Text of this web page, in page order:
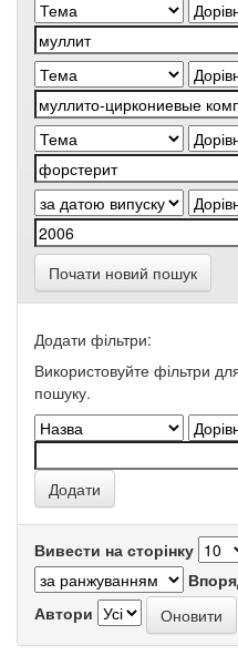
Почати новий пошук
Додати фільтри:
Використовуйте фільтри
пошуку.
Вивести на сторінку
Автори